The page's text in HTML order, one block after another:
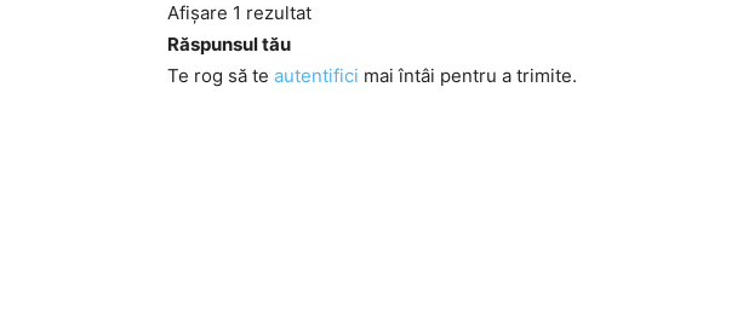
Afișare 1 rezultat
Răspunsul tău
Te rog să te autentifici mai întâi pentru a trimite.